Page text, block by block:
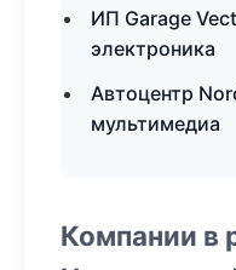
ИП Garage
электроника
Автоцентр
мультимедиа
Компании в